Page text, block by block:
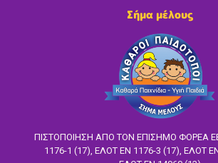
Σήμα μέλους
ΠΙΣΤΟΠΟΙΗΣΗ ΑΠΟ ΤΟΝ ΕΠΙΣΗΜΟ ΦΟΡΕΑ
1176-1 (17), ΕΛΟΤ ΕΝ 1176-3 (17), ΕΛΟΤ